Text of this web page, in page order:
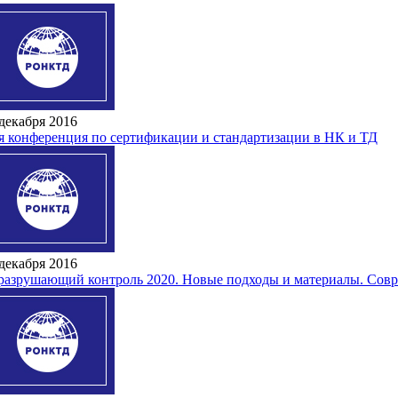
2016
конференция по сертификации и стандартизации в НК и ТД
2016
контроль 2020. Новые подходы и материалы.